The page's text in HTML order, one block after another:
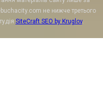
не нижче третього
SiteCraft SEO by Kruglov.